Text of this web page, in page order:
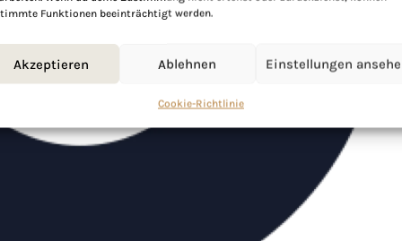
Funktionen beeinträchtigt werden.
Akzeptieren Ablehnen Einstellungen
Cookie-Richtlinie